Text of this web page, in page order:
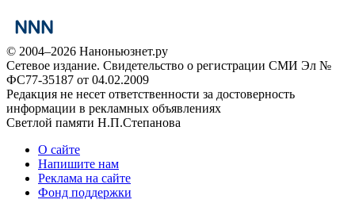
© 2004–2026 Наноньюзнет.ру
Сетевое издание. Свидетельство о регистрации СМИ Эл №
ФС77-35187 от 04.02.2009
Редакция не несет ответственности за достоверность
информации в рекламных объявлениях
Светлой памяти Н.П.Степанова
О сайте
Напишите нам
Реклама на сайте
Фонд поддержки